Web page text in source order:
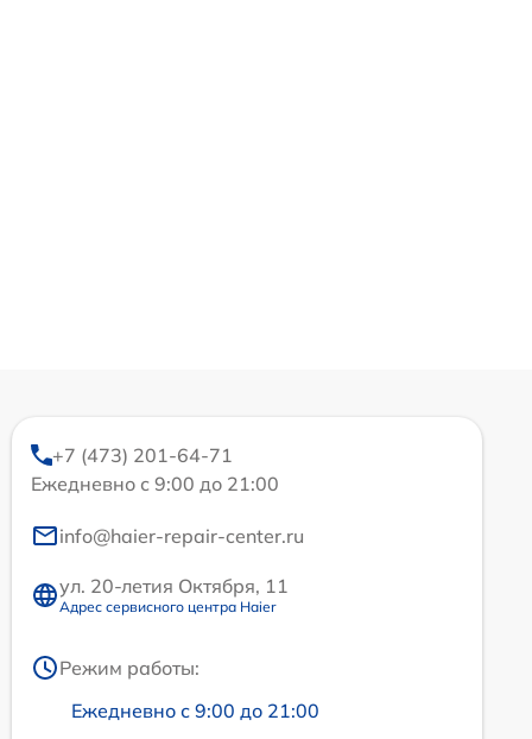
+7 (473) 201-64-71
Ежедневно с 9:00 до 21:00
info@haier-repair-center.ru
ул. 20-летия Октября, 11
Адрес сервисного центра Haier
Режим работы:
Ежедневно с 9:00 до 21:00